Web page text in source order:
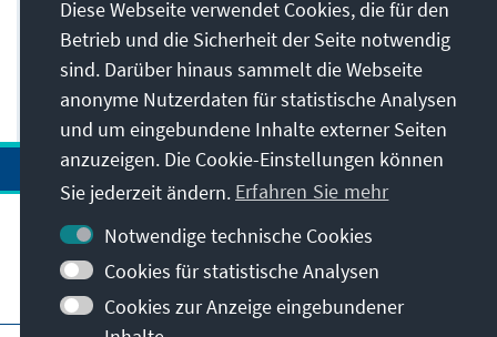
hans-joerg.clement@kas.de
+49 30 26996-3221
Besuchen Sie auch
Diese Webseite verwendet Cookies, die für den
Betrieb und die Sicherheit der Seite notwendig
sind. Darüber hinaus sammelt die Webseite
anonyme Nutzerdaten für statistische Analysen
und um eingebundene Inhalte externer Seiten
anzuzeigen. Die Cookie-Einstellungen können
Sie jederzeit ändern. Erfahren Sie mehr
Notwendige technische Cookies
Cookies für statistische Analysen
Cookies zur Anzeige eingebundener